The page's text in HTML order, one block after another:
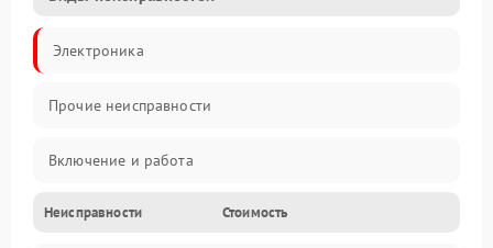
Электроника
Прочие неисправности
Включение и работа
Работа с нагрузкой
Неисправности Стоимость